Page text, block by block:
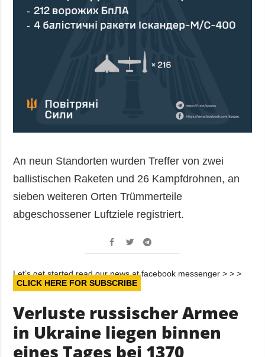
An neun Standorten wurden Treffer von zwei
ballistischen Raketen und 26 Kampfdrohnen, an
sieben weiteren Orten Trümmerteile
abgeschossener Luftziele registriert.
Let’s get started read our news at facebook messenger > > >
CLICK HERE FOR SUBSCRIBE
Verluste russischer Armee
in Ukraine liegen binnen
eines Tages bei 1370